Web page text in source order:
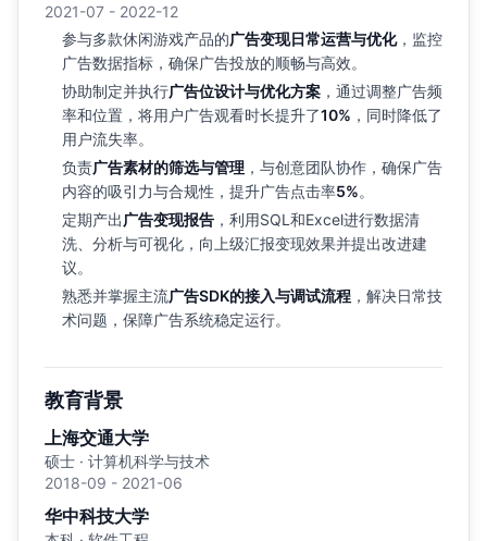
2021-07 - 2022-12
参与多款休闲游戏产品的广告变现日常运营与优化，监控
广告数据指标，确保广告投放的顺畅与高效。
协助制定并执行广告位设计与优化方案 ，通过调整广告频
率和位置，将用户广告观看时长提升了10% ，同时降低了
用户流失率。
负责广告素材的筛选与管理 ，与创意团队协作，确保广告
内容的吸引力与合规性，提升广告点击率5%。
定期产出广告变现报告 ，利用SQL和Excel进行数据清
洗、分析与可视化，向上级汇报变现效果并提出改进建
议。
熟悉并掌握主流广告SDK的接入与调试流程 ，解决日常技
术问题，保障广告系统稳定运行。
教育背景
上海交通大学
硕士 · 计算机科学与技术
2018-09 - 2021-06
华中科技大学